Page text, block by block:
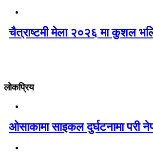
चैत्राष्टमी मेला २०२६ मा कुशल
लोकप्रिय
ओसाकामा साइकल दुर्घटनामा परी